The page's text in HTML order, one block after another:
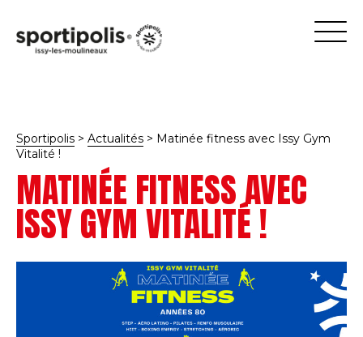
Sportipolis > Actualités > Matinée fitness avec Issy Gym
Vitalité !
MATINÉE FITNESS AVEC
ISSY GYM VITALITÉ !